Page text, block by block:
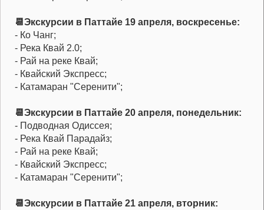
📆Экскурсии в Паттайе 19 апреля, воскресенье:
- Ко Чанг;
- Река Квай 2.0;
- Рай на реке Квай;
- Квайский Экспресс;
- Катамаран "Серенити";
📆Экскурсии в Паттайе 20 апреля, понедельник:
- Подводная Одиссея;
- Река Квай Парадайз;
- Рай на реке Квай;
- Квайский Экспресс;
- Катамаран "Серенити";
📆Экскурсии в Паттайе 21 апреля, вторник: